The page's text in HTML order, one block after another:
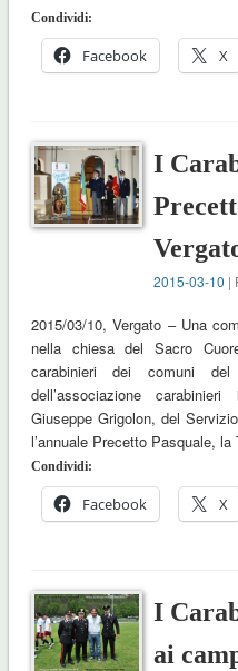
Condividi:
Facebook X
I
2015-03-10 |
2015/03/10, Vergato – Una
nella chiesa del Sacro
carabinieri dei comuni
dell’associazione
Giuseppe Grigolon, del
l’annuale Precetto Pasquale,
Condividi:
Facebook X
I
ai